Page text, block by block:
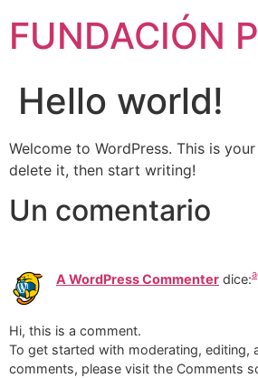
FUNDACIÓN
Hello world!
Welcome to WordPress. This is
delete it, then start writing!
Un comentario
A WordPress Commenter dice:
Hi, this is a comment.
To get started with moderating, editing,
comments, please visit the Comments